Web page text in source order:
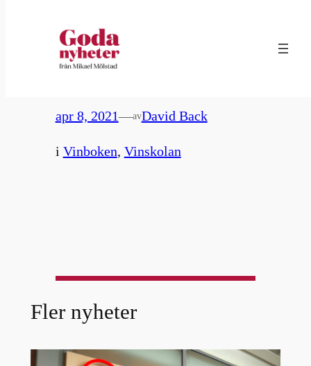
14. Vintrivia – frågor & svar
apr 8, 2021—avDavid Back
i Vinboken, Vinskolan
Fler nyheter